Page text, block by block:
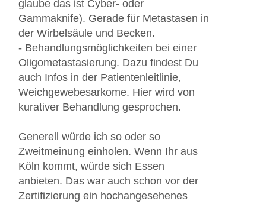
glaube das ist Cyber- oder
Gammaknife). Gerade für Metastasen in
der Wirbelsäule und Becken.
- Behandlungsmöglichkeiten bei einer
Oligometastasierung. Dazu findest Du
auch Infos in der Patientenleitlinie,
Weichgewebesarkome. Hier wird von
kurativer Behandlung gesprochen.
Generell würde ich so oder so
Zweitmeinung einholen. Wenn Ihr aus
Köln kommt, würde sich Essen
anbieten. Das war auch schon vor der
Zertifizierung ein hochangesehenes